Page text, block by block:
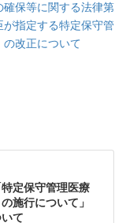
保等に関する法律第
指定する特定保守管
改正について
特定保守管理医療
施行について」
て